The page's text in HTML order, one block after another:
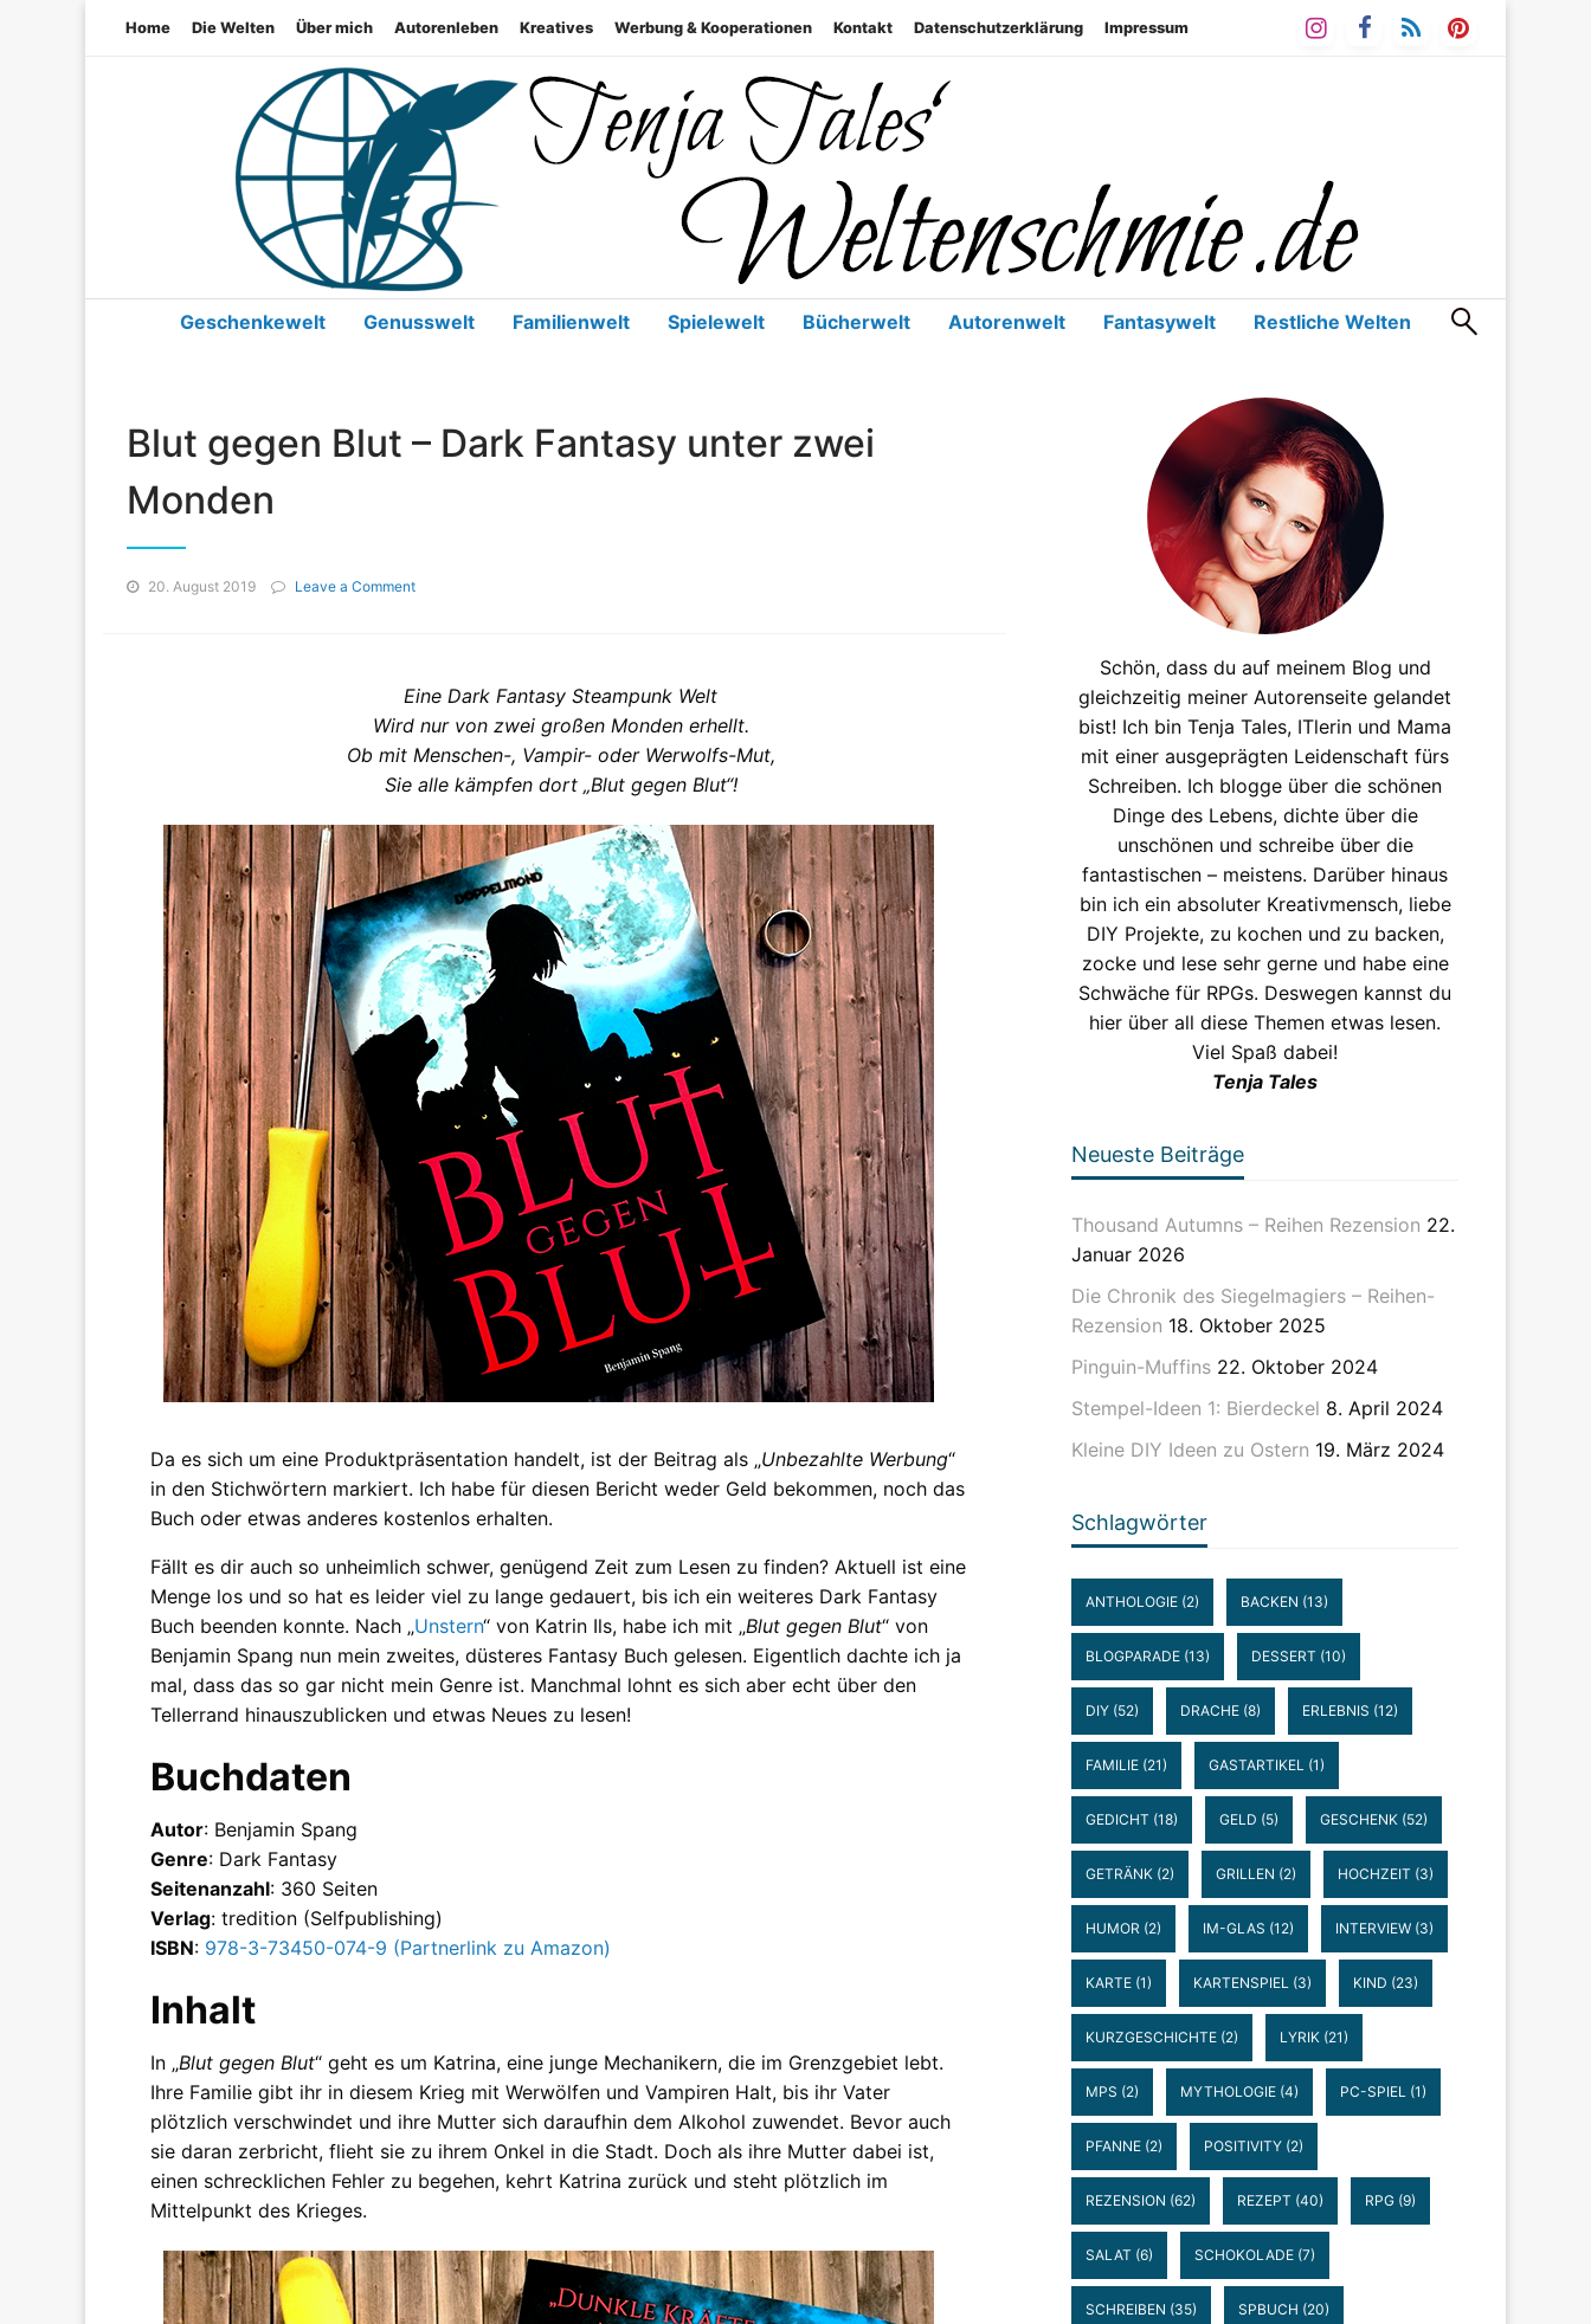
Home Die Welten Über mich Autorenleben Kreatives Werbung & Kooperationen Kontakt Datenschutzerklärung Impressum
Weltenschmie.de Blog
Geschenke, Genuss, Familie, Bücher & mehr
Geschenkewelt Genusswelt Familienwelt Spielewelt Bücherwelt Autorenwelt Fantasywelt Restliche Welten
Blut gegen Blut – Dark Fantasy unter zwei
Monden
20. August 2019 Leave a Commenton
Dark
Fantasy
zwei
Monden
Eine Dark Fantasy Steampunk Welt
Wird nur von zwei großen Monden erhellt.
Ob mit Menschen-, Vampir- oder Werwolfs-Mut,
Sie alle kämpfen dort „Blut gegen Blut“!
Da es sich um eine Produktpräsentation handelt, ist der Beitrag als „Unbezahlte Werbung“
in den Stichwörtern markiert. Ich habe für diesen Bericht weder Geld bekommen, noch das
Buch oder etwas anderes kostenlos erhalten.
Fällt es dir auch so unheimlich schwer, genügend Zeit zum Lesen zu finden? Aktuell ist eine
Menge los und so hat es leider viel zu lange gedauert, bis ich ein weiteres Dark Fantasy
Buch beenden konnte. Nach „Unstern“ von Katrin Ils, habe ich mit „Blut gegen Blut“ von
Benjamin Spang nun mein zweites, düsteres Fantasy Buch gelesen. Eigentlich dachte ich ja
mal, dass das so gar nicht mein Genre ist. Manchmal lohnt es sich aber echt über den
Tellerrand hinauszublicken und etwas Neues zu lesen!
Buchdaten
Autor: Benjamin Spang
Genre: Dark Fantasy
Seitenanzahl: 360 Seiten
Verlag: tredition (Selfpublishing)
ISBN: 978-3-73450-074-9 (Partnerlink zu Amazon)
Inhalt
In „Blut gegen Blut“ geht es um Katrina, eine junge Mechanikern, die im Grenzgebiet lebt.
Ihre Familie gibt ihr in diesem Krieg mit Werwölfen und Vampiren Halt, bis ihr Vater
plötzlich verschwindet und ihre Mutter sich daraufhin dem Alkohol zuwendet. Bevor auch
sie daran zerbricht, flieht sie zu ihrem Onkel in die Stadt. Doch als ihre Mutter dabei ist,
einen schrecklichen Fehler zu begehen, kehrt Katrina zurück und steht plötzlich im
Mittelpunkt des Krieges.
Schön, dass du auf meinem Blog und
gleichzeitig meiner Autorenseite gelandet
bist! Ich bin Tenja Tales, ITlerin und Mama
mit einer ausgeprägten Leidenschaft fürs
Schreiben. Ich blogge über die schönen
Dinge des Lebens, dichte über die
unschönen und schreibe über die
fantastischen – meistens. Darüber hinaus
bin ich ein absoluter Kreativmensch, liebe
DIY Projekte, zu kochen und zu backen,
zocke und lese sehr gerne und habe eine
Schwäche für RPGs. Deswegen kannst du
hier über all diese Themen etwas lesen.
Viel Spaß dabei!
Tenja Tales
Neueste Beiträge
Thousand Autumns – Reihen Rezension 22.
Januar 2026
Die Chronik des Siegelmagiers – Reihen-
Rezension 18. Oktober 2025
Pinguin-Muffins 22. Oktober 2024
Stempel-Ideen 1: Bierdeckel 8. April 2024
Kleine DIY Ideen zu Ostern 19. März 2024
Schlagwörter
ANTHOLOGIE (2) BACKEN (13)
BLOGPARADE (13) DESSERT (10)
DIY (52) DRACHE (8) ERLEBNIS (12)
FAMILIE (21) GASTARTIKEL (1)
GEDICHT (18) GELD (5) GESCHENK (52)
GETRÄNK (2) GRILLEN (2) HOCHZEIT (3)
HUMOR (2) IM-GLAS (12) INTERVIEW (3)
KARTE (1) KARTENSPIEL (3) KIND (23)
KURZGESCHICHTE (2) LYRIK (21)
MPS (2) MYTHOLOGIE (4) PC-SPIEL (1)
PFANNE (2) POSITIVITY (2)
REZENSION (62) REZEPT (40) RPG (9)
SALAT (6) SCHOKOLADE (7)
SCHREIBEN (35) SPBUCH (20)